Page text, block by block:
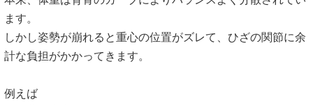
ます。
しかし姿勢が崩れると重心の位置がズレて、 ひざの関節に余
計な負担がかかってきます。
例えば